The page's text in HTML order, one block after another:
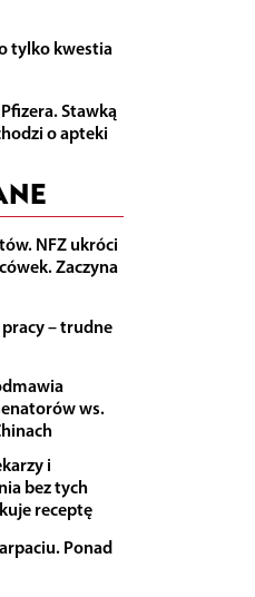
tylko kwestia
Stawką
o apteki
NFZ ukróci
Zaczyna
– trudne
ws.
i
bez tych
receptę
Ponad